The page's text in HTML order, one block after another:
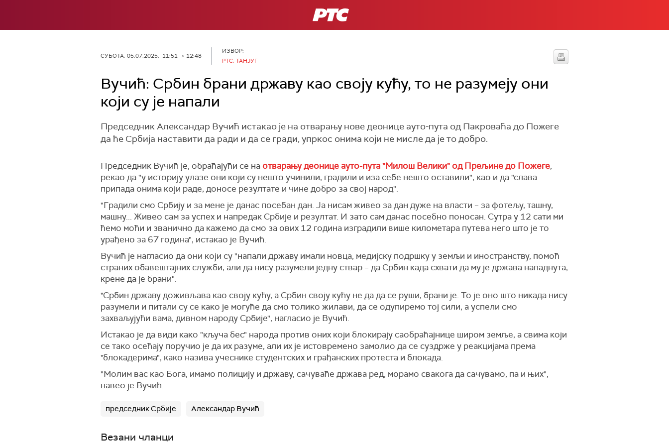
РТС
СУБОТА, 05.07.2025, 11:51 -> 12:48
ИЗВОР:
РТС, ТАНЈУГ
Вучић: Србин брани државу као своју кућу, то не разумеју они
који су је напали
Председник Александар Вучић истакао је на отварању нове деонице ауто-пута од Пакроваћа до Пожеге
да ће Србија наставити да ради и да се гради, упркос онима који не мисле да је то добро.
Председник Вучић је, обраћајући се на отварању деонице ауто-пута "Милош Велики" од Прељине до Пожеге,
рекао да "у историју улазе они који су нешто учинили, градили и иза себе нешто оставили", као и да "слава
припада онима који раде, доносе резултате и чине добро за свој народ".
"Градили смо Србију и за мене је данас посебан дан. Ја нисам живео за дан дуже на власти – за фотељу, ташну,
машну... Живео сам за успех и напредак Србије и резултат. И зато сам данас посебно поносан. Сутра у 12 сати ми
ћемо моћи и званично да кажемо да смо за ових 12 година изградили више километара путева него што је то
урађено за 67 година", истакао је Вучић.
Вучић је нагласио да они који су "напали државу имали новца, медијску подршку у земљи и иностранству, помоћ
страних обавештајних служби, али да нису разумели једну ствар – да Србин када схвати да му је држава нападнута,
крене да је брани".
"Србин државу доживљава као своју кућу, а Србин своју кућу не да да се руши, брани је. То је оно што никада нису
разумели и питали су се како је могуће да смо толико жилави, да се одупиремо тој сили, а успели смо
захваљујући вама, дивном народу Србије", нагласио је Вучић.
Истакао је да види како "кључа бес" народа против оних који блокирају саобраћајнице широм земље, а свима који
се тако осећају поручио је да их разуме, али их је истовремено замолио да се суздрже у реакцијама према
"блокадерима", како назива учеснике студентских и грађанских протеста и блокада.
"Молим вас као Бога, имамо полицију и државу, сачуваће држава ред, морамо свакога да сачувамо, па и њих",
навео је Вучић.
председник Србије Александар Вучић
Везани чланци